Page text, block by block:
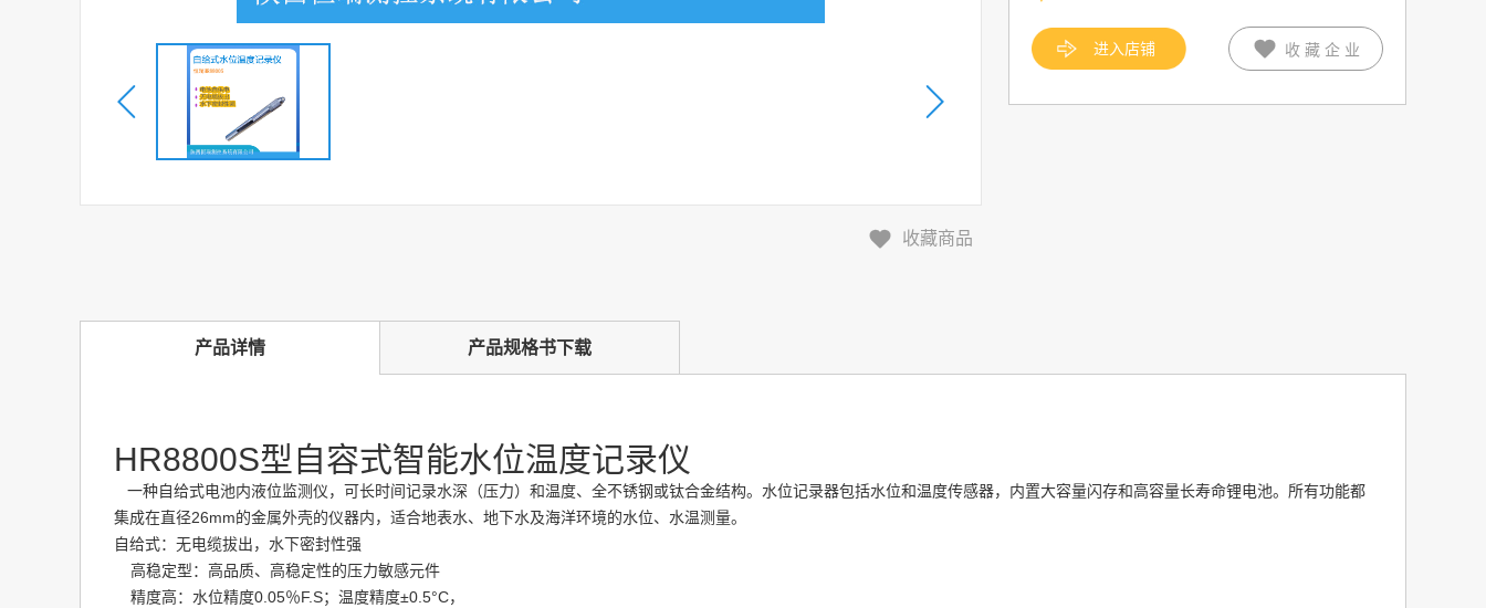
收藏商品
进入店铺 收藏企业
产品详情 产品规格书下载
HR8800S型自容式智能水位温度记录仪
一种自给式电池内液位监测仪，可长时间记录水深（压力）和温度、全不锈钢或钛合金结构。水位记录器包括水位和温度传感器，内置大容量闪存和高容量长寿命锂电池。 所有功能都
集成在直径26mm的金属外壳的仪器内，适合地表水、地下水及海洋环境的水位、水温测量。
自给式：无电缆拔出，水下密封性强
高稳定型：高品质、高稳定性的压力敏感元件
精度高：水位精度0.05％F.S；温度精度±0.5°C，